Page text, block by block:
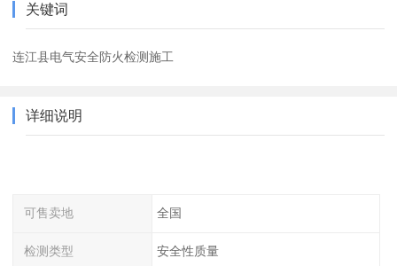
关键词
连江县电气安全防火检测施工
详细说明
可售卖地 全国
检测类型 安全性质量